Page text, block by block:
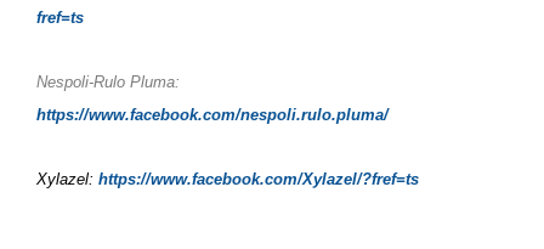
fref=ts
Nespoli-Rulo Pluma:
https://www.facebook.com/nespoli.rulo.pluma/
Xylazel: https://www.facebook.com/Xylazel/?fref=ts